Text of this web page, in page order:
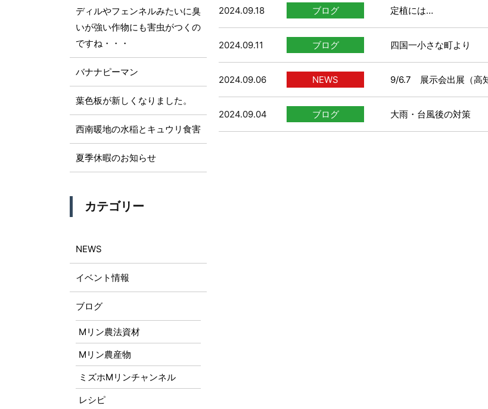
2024.09.18 ブログ 定植には…
2024.09.11 ブログ 四国一小さな町より
2024.09.06 NEWS 9/6.7 展示会出展（高
2024.09.04 ブログ 大雨・台風後の対策
ディルやフェンネルみたいに臭
いが強い作物にも害虫がつくの
ですね・・・
バナナピーマン
葉色板が新しくなりました。
西南暖地の水稲とキュウリ食害
夏季休暇のお知らせ
カテゴリー
NEWS
イベント情報
ブログ
Mリン農法資材
Mリン農産物
ミズホMリンチャンネル
レシピ